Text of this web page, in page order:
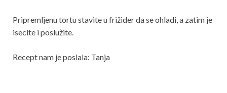
Pripremljenu tortu stavite u frižider da se ohladi, a zatim je
isecite i poslužite.
Recept nam je poslala: Tanja